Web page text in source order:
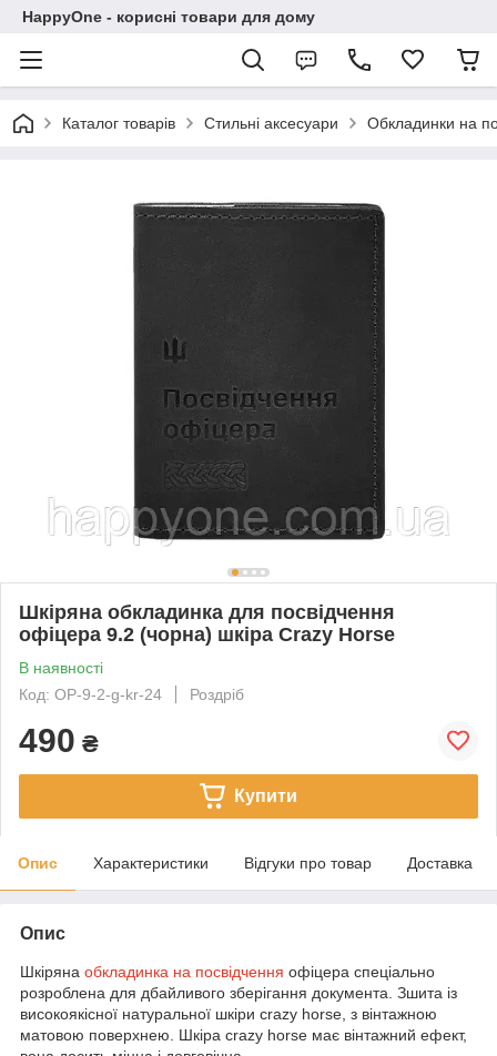
HappyOne - корисні товари для дому
Каталог товарів Стильні аксесуари Обкладинки на
Шкіряна обкладинка для посвідчення
офіцера 9.2 (чорна) шкіра Crazy Horse
В наявності
Код: OP-9-2-g-kr-24
Роздріб
490 ₴
Купити
Опис Характеристики Відгуки про товар Доставка
Опис
Шкіряна обкладинка на посвідчення офіцера спеціально
розроблена для дбайливого зберігання документа. Зшита із
високоякісної натуральної шкіри crazy horse, з вінтажною
матовою поверхнею. Шкіра crazy horse має вінтажний ефект,